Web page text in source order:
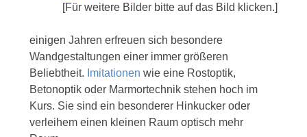
[Für weitere Bilder bitte auf das Bild klicken.]
einigen Jahren erfreuen sich besondere
Wandgestaltungen einer immer größeren
Beliebtheit. Imitationen wie eine Rostoptik,
Betonoptik oder Marmortechnik stehen hoch im
Kurs. Sie sind ein besonderer Hinkucker oder
verleihem einen kleinen Raum optisch mehr